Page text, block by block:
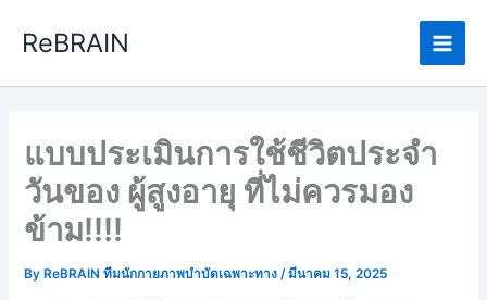
ReBRAIN
Main
แบบประเมินการใช้ชีวิตประจำ
วันของ ผู้สูงอายุ ที่ไม่ควรมอง
ข้าม!!!!
ByReBRAIN ทีมนักกายภาพบำบัดเฉพาะทาง /มีนาคม 15, 2025